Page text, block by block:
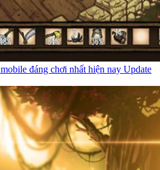
đáng chơi nhất hiện nay Update